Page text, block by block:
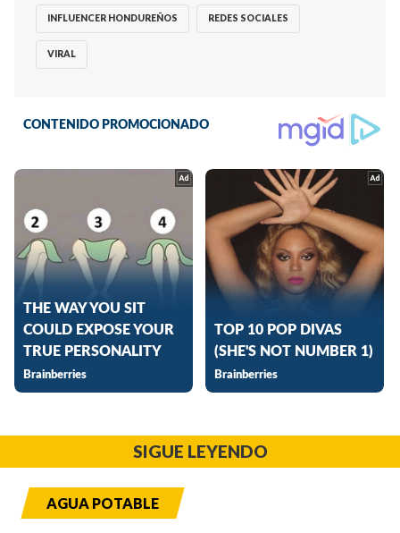
INFLUENCER HONDUREÑOS REDES SOCIALES
VIRAL
SIGUE LEYENDO
AGUA POTABLE